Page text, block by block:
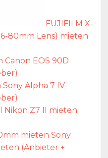
FUJIFILM X-
80mm Lens) mieten
Canon EOS 90D
Sony Alpha 7 IV
Nikon Z7 II mieten
Sony
(Anbieter +